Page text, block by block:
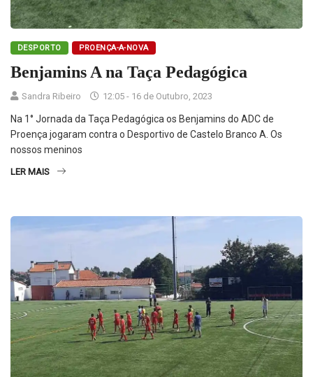
DESPORTO PROENÇA-A-NOVA
Benjamins A na Taça Pedagógica
Sandra Ribeiro 12:05 - 16 de Outubro, 2023
Na 1° Jornada da Taça Pedagógica os Benjamins do ADC de
Proença jogaram contra o Desportivo de Castelo Branco A. Os
nossos meninos
LER MAIS